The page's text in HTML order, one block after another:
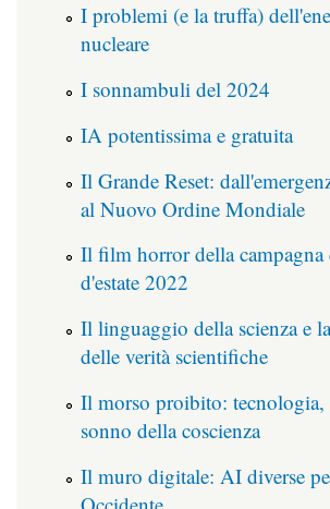
I problemi (e la truffa)
nucleare
I sonnambuli del 2024
IA potentissima e gratuita
Il Grande Reset:
al Nuovo Ordine Mondiale
Il film horror della campagna
d'estate 2022
Il linguaggio della scienza e
delle verità scientifiche
Il morso proibito: tecnologia,
sonno della coscienza
Il muro digitale: AI diverse